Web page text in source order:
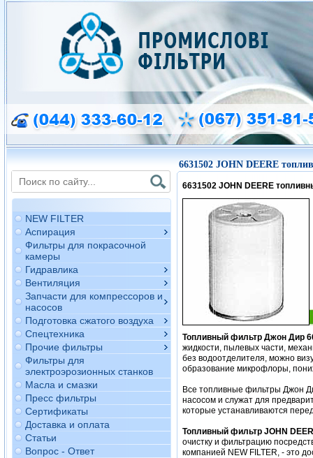
NEW FILTER
Аспирация
Фильтры для покрасочной
камеры
Гидравлика
Вентиляция
Запчасти для компрессоров и
насосов
Подготовка сжатого воздуха
Спецтехника
Прочие фильтры
Фильтры для
электроэрозионных станков
Масла и смазки
Пресс фильтры
Сертификаты
Доставка и оплата
Статьи
Вопрос - Ответ
6631502 JOHN DEERE
6631502 JOHN DEERE
Топливный фильтр Джон Дир
жидкости, пылевых части,
без водоотделителя, можно
образование микрофлоры,
Все топливные фильтры Джон
насосом и служат для
которые устанавливаются
Топливный фильтр JOHN
очистку и фильтрацию
компанией NEW FILTER, - это